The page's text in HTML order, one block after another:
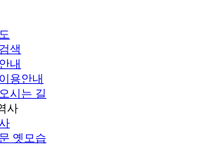
색
내
용안내
시는 길
사
옛모습